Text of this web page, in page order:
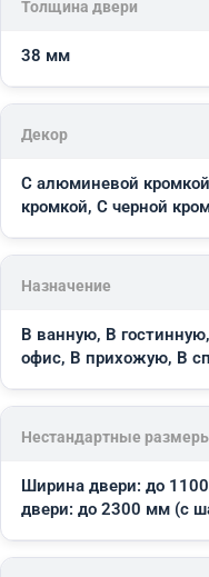
Толщина двери
38 мм
Декор
С алюминевой
кромкой, С черной
Назначение
В ванную, В
офис, В прихожую, В
Нестандартные
Ширина двери: до
двери: до 2300 мм (с